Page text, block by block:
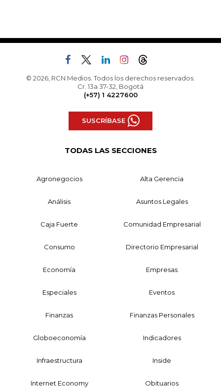
© 2026, RCN Medios. Todos los derechos reservados.
Cr. 13a 37-32, Bogotá
(+57) 1 4227600
SUSCRÍBASE
TODAS LAS SECCIONES
Agronegocios Alta Gerencia
Análisis Asuntos Legales
Caja Fuerte Comunidad Empresarial
Consumo Directorio Empresarial
Economía Empresas
Especiales Eventos
Finanzas Finanzas Personales
Globoeconomía Indicadores
Infraestructura Inside
Internet Economy Obituarios